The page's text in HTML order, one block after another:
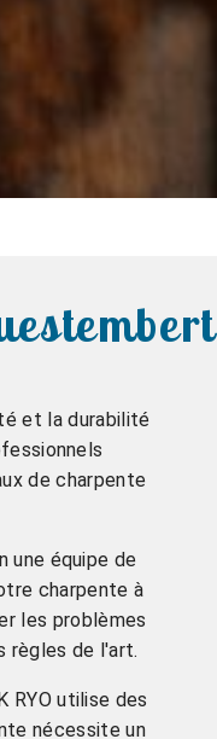
et la durabilité
de charpente
une équipe de
charpente à
les problèmes
règles de l'art.
RYO utilise des
nécessite un